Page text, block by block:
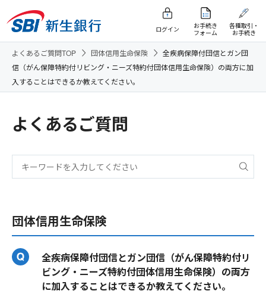
ログイン
お手続き
フォーム
各種取引・
お手続き
よくあるご質問TOP 団体信用生命保険
全疾病保障付団信とガン団
信（がん保障特約付リビング・ニーズ特約付団体信用生命保険）の両方に加
入することはできるか教えてください。
よくあるご質問
団体信用生命保険
全疾病保障付団信とガン団信（がん保障特約付リ
ビング・ニーズ特約付団体信用生命保険）の両方
に加入することはできるか教えてください。